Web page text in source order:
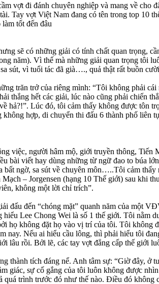
vợt đi đánh chuyên nghiệp và mang về cho
Tay vợt Việt Nam đang có tên trong top 10
tốt đến đâu
sẽ có những giải có tính chất quan trọng,
năm). Vì thế mà những giải quan trọng tôi
sút, vì tuổi tác đã già…., quả thật rất buồn
trăn trở của riêng mình: “Tôi không phải
thắng hết các giải, lúc nào cũng phải chiến
hả?!”. Lúc đó, tôi cảm thấy không được tôn
hợp, di chuyển thi đấu 6 thành phố
việc, người hâm mộ, giới truyền thông, Tiến
bài viết hay dùng những từ ngữ đao to búa
ngờ, sa sút về chuyên môn…..Tôi cảm
– Jorgensen (hạng 10 Thế giới) sau khi
không một lời chỉ trích”.
đấu đến “chóng mặt” quanh năm của một
Lee Chong Wei là số 1 thế giới. Tôi nằm
họ không đặt họ vào vị trí của tôi. Tôi
nay. Nếu ai hiểu cầu lông, thì phải hiểu tôi
lâu rồi. Bởi lẽ, các tay vợt đẳng cấp thế giới
thành tích đáng nể. Anh tâm sự: “Giờ đây,
sự cố gắng của tôi luôn không được
quá trình trước đó như thế nào. Điều đó